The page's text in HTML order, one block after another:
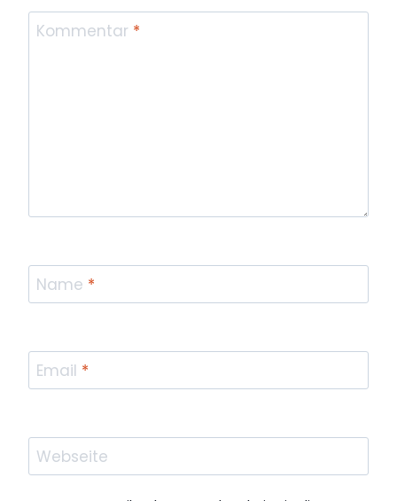
Kommentar *
Name *
Email *
Webseite